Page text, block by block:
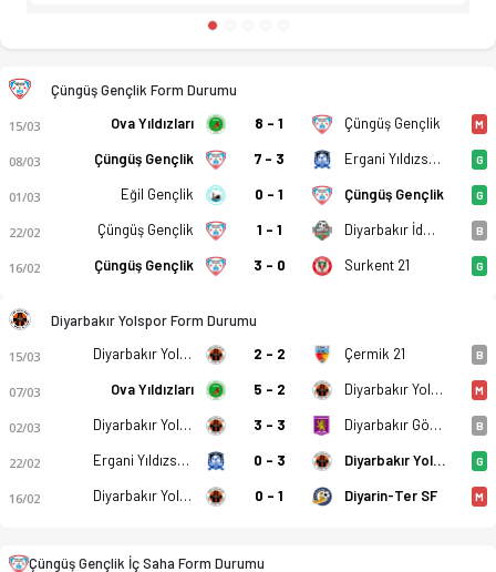
Çüngüş Gençlik Form Durumu
15/03 Ova Yıldızları 8 - 1 Çüngüş Gençlik M
08/03 Çüngüş Gençlik 7 - 3 Ergani Yıldızspor G
01/03 Eğil Gençlik 0 - 1 Çüngüş Gençlik G
22/02 Çüngüş Gençlik 1 - 1 Diyarbakır İdmanyurdu B
16/02 Çüngüş Gençlik 3 - 0 Surkent 21 G
Diyarbakır Yolspor Form Durumu
15/03 Diyarbakır Yolspor 2 - 2 Çermik 21 B
07/03 Ova Yıldızları 5 - 2 Diyarbakır Yolspor M
02/03 Diyarbakır Yolspor 3 - 3 Diyarbakır Gökkuşağı B
22/02 Ergani Yıldızspor 0 - 3 Diyarbakır Yolspor G
16/02 Diyarbakır Yolspor 0 - 1 Diyarin-Ter SF M
Çüngüş Gençlik İç Saha Form Durumu